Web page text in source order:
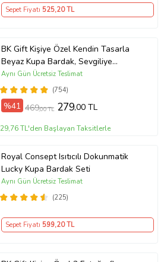
Sepet Fiyatı 525,20 TL
BK Gift Kişiye Özel Kendin Tasarla
Beyaz Kupa Bardak, Sevgiliye
Hediye, Arkadaşa Hediye, Doğum
Günü Hediyesi(754)
Aynı Gün Ücretsiz Teslimat
%41 469,00 TL 279,00 TL
29,76 TL'den Başlayan Taksitlerle
Royal Consept Isıtıcılı Dokunmatik
Lucky Kupa Bardak Seti
(225)
Aynı Gün Ücretsiz Teslimat
Sepet Fiyatı 599,20 TL